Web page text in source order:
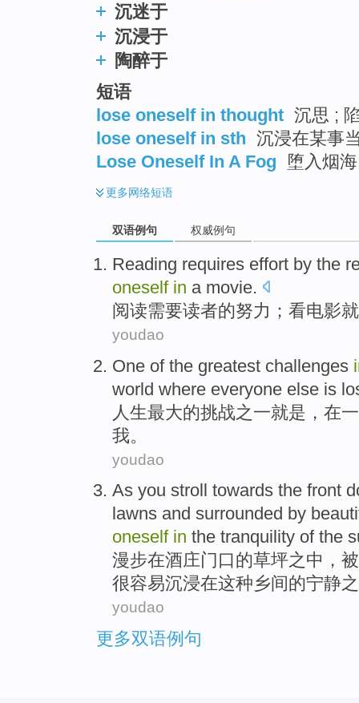
沉迷于
沉浸于
陶醉于
短语
lose oneself in thought 沉思 ;
lose oneself in sth 沉浸在某事
Lose Oneself In A Fog
堕入烟海
更多网络短语
双语例句 权威例句
Reading requires effort by the
oneself in a movie.
阅读需要读者的努力 ；看电影就
youdao
One of the greatest challenges
world where everyone else is
人生最大的挑战之一就是 ， 在一
我。
youdao
As you stroll towards the front
lawns and surrounded by
oneself in the tranquility of the
漫步在酒庄门口 的草坪之中 ，被
很容易沉浸在这种乡间的宁静
youdao
更多双语例句